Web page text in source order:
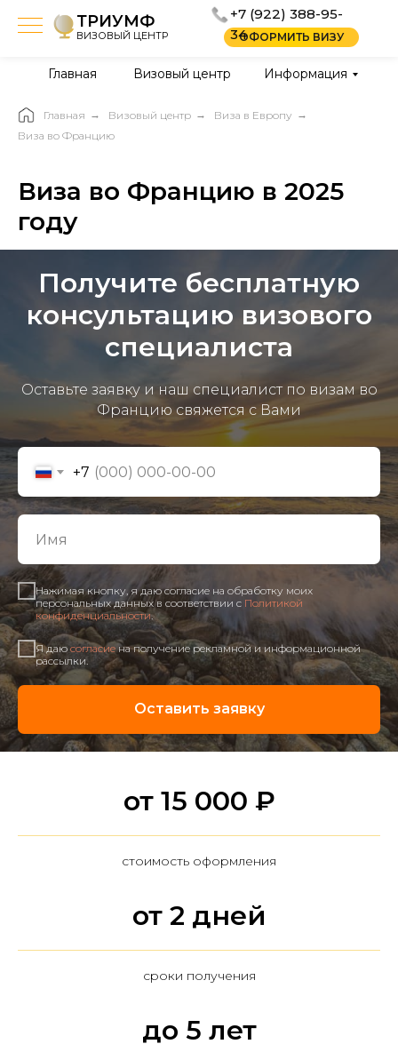
ОФОРМИТЬ ВИЗУ
+7 (922) 388-95-
34
Главная
ТРИУМФ
ВИЗОВЫЙ ЦЕНТР
Визовый центр Информация
Главная → Визовый центр → Виза в Европу →
Виза во Францию
Виза во Францию в 2025
году
Получите бесплатную
консультацию визового
специалиста
Оставьте заявку и наш специалист по визам во
Францию свяжется с Вами
+7
Нажимая кнопку, я даю согласие на обработку моих
персональных данных в соответствии с Политикой
конфиденциальности.
Я даюсогласиена получение рекламной и информационной
рассылки.
Оставить заявку
от 15 000 ₽
стоимость оформления
от 2 дней
сроки получения
до 5 лет